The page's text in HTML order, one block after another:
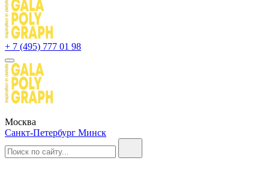
+ 7 (495) 777 01 98
Москва
Санкт-Петербург Минск